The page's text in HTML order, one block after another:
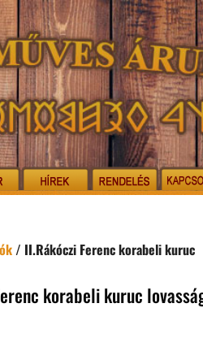
/ II.Rákóczi Ferenc korabeli kuruc
korabeli kuruc